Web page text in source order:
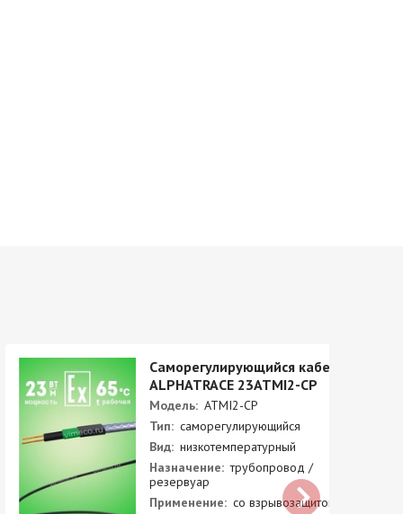
Саморегулирующийся кабель
ALPHATRACE 23ATMI2-CP
Модель: ATMI2-CP
Тип: саморегулирующийся
Вид: низкотемпературный
Назначение: трубопровод /
резервуар
Применение: со взрывозащитой